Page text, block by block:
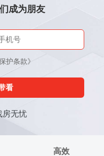
成为朋友
护条款》
看
房无忧
高效